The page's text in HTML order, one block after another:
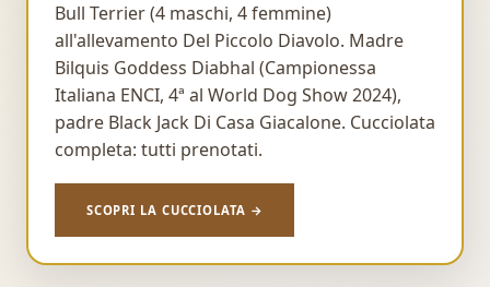
Bull Terrier (4 maschi, 4 femmine)
all'allevamento Del Piccolo Diavolo. Madre
Bilquis Goddess Diabhal (Campionessa
Italiana ENCI, 4ª al World Dog Show 2024),
padre Black Jack Di Casa Giacalone. Cucciolata
completa: tutti prenotati.
SCOPRI LA CUCCIOLATA →